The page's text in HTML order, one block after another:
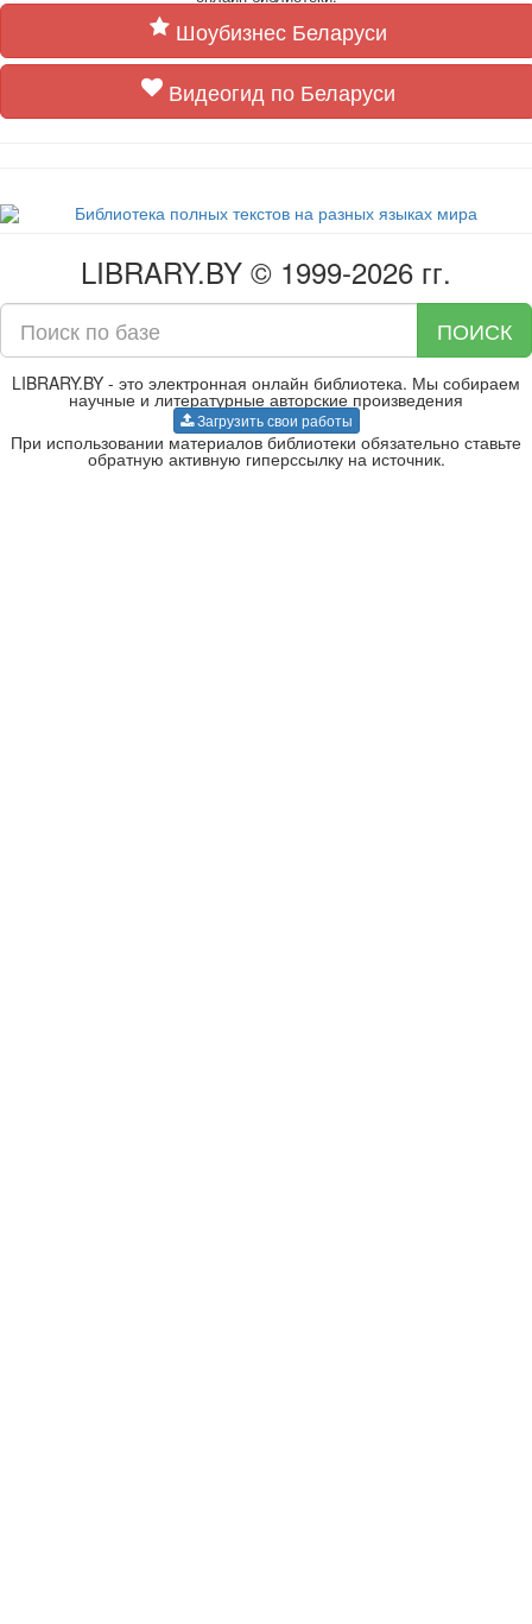
Шоубизнес Беларуси
Видеогид по Беларуси
LIBRARY.BY © 1999-2026 гг.
ПОИСК
LIBRARY.BY - это электронная онлайн библиотека. Мы собираем
научные и литературные авторские произведения
Загрузить свои работы
При использовании материалов библиотеки обязательно ставьте
обратную активную гиперссылку на источник.